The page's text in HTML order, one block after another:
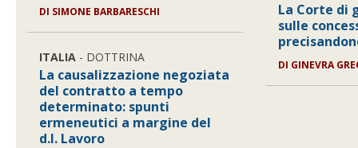
DI SIMONE BARBARESCHI
ITALIA - DOTTRINA
La causalizzazione negoziata
del contratto a tempo
determinato: spunti
ermeneutici a margine del
d.l. Lavoro
La Corte di
sulle
DI GINEVRA